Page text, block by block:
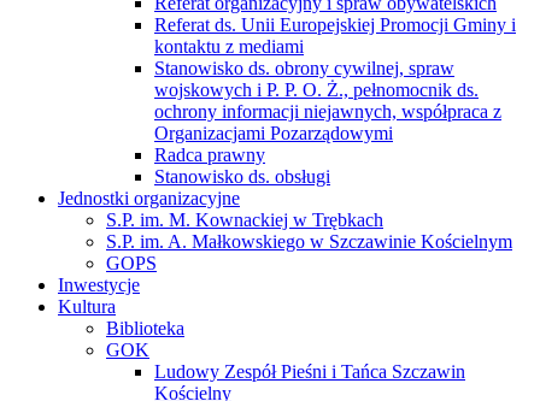
Referat ds. Unii Europejskiej Promocji Gminy i
kontaktu z mediami
Stanowisko ds. obrony cywilnej, spraw
wojskowych i P. P. O. Ż., pełnomocnik ds.
ochrony informacji niejawnych, współpraca z
Organizacjami Pozarządowymi
Radca prawny
Stanowisko ds. obsługi
Jednostki organizacyjne
S.P. im. M. Kownackiej w Trębkach
S.P. im. A. Małkowskiego w Szczawinie Kościelnym
GOPS
Inwestycje
Kultura
Biblioteka
GOK
Ludowy Zespół Pieśni i Tańca Szczawin
Kościelny